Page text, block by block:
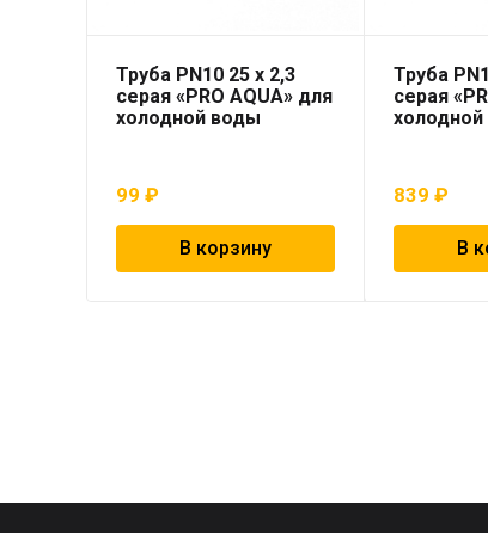
Труба PN10 25 x 2,3
серая «PRO AQUA» для
холодной воды
99 ₽
В корзину
Труба
серая
839₽
В